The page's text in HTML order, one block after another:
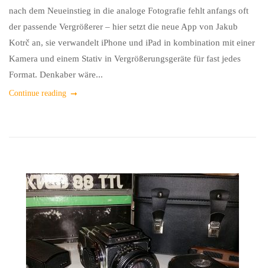
nach dem Neueinstieg in die analoge Fotografie fehlt anfangs oft
der passende Vergrößerer – hier setzt die neue App von Jakub
Kotrč an, sie verwandelt iPhone und iPad in kombination mit einer
Kamera und einem Stativ in Vergrößerungsgeräte für fast jedes
Format. Denkaber wäre...
Continue reading